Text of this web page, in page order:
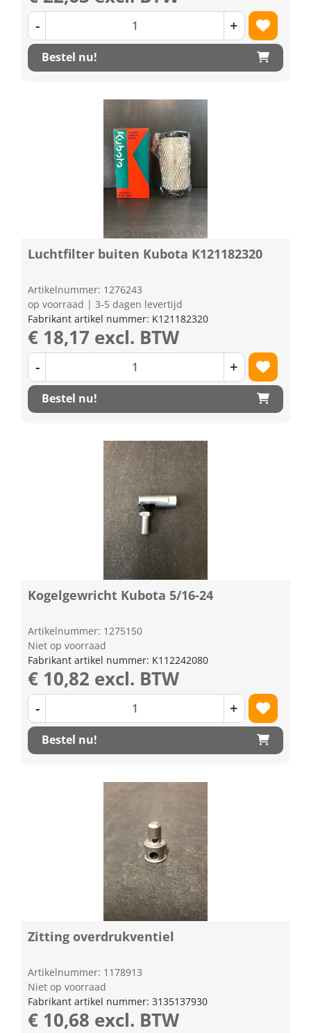
- +
Bestel nu!
Luchtfilter buiten Kubota K121182320
Artikelnummer: 1276243
op voorraad | 3-5 dagen levertijd
Fabrikant artikel nummer: K121182320
€ 18,17 excl. BTW
- +
Bestel nu!
Kogelgewricht Kubota 5/16-24
Artikelnummer: 1275150
Niet op voorraad
Fabrikant artikel nummer: K112242080
€ 10,82 excl. BTW
- +
Bestel nu!
Zitting overdrukventiel
Artikelnummer: 1178913
Niet op voorraad
Fabrikant artikel nummer: 3135137930
€ 10,68 excl. BTW